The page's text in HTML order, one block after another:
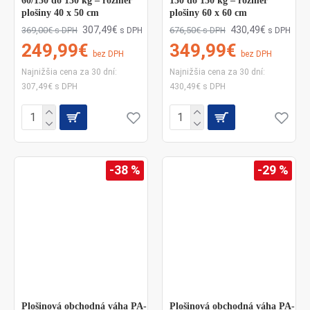
možnostiach a umožní nám to právna úprava
hospodárskej súťaže, dáme Vám nižšiu cenu
alebo cenu dorovnáme.
KVALITA, DÔVERA, RÝCHLOSŤ A
SPOĽAHLIVOSŤ.
plošiny 40 x 50 cm
307,49€ s DPH
369,00€s DPH
249,99€
bez DPH
Najnižšia cena za 30 dní:
307,49€ s DPH
plošiny 60 x 60 cm
430,49€ s DPH
676,50€s DPH
349,99€
bez DPH
Najnižšia cena za 30 dní:
430,49€ s DPH
-38 %
Plošinová obchodná váha PA-
-29 %
Plošinová obchodná váha PA-